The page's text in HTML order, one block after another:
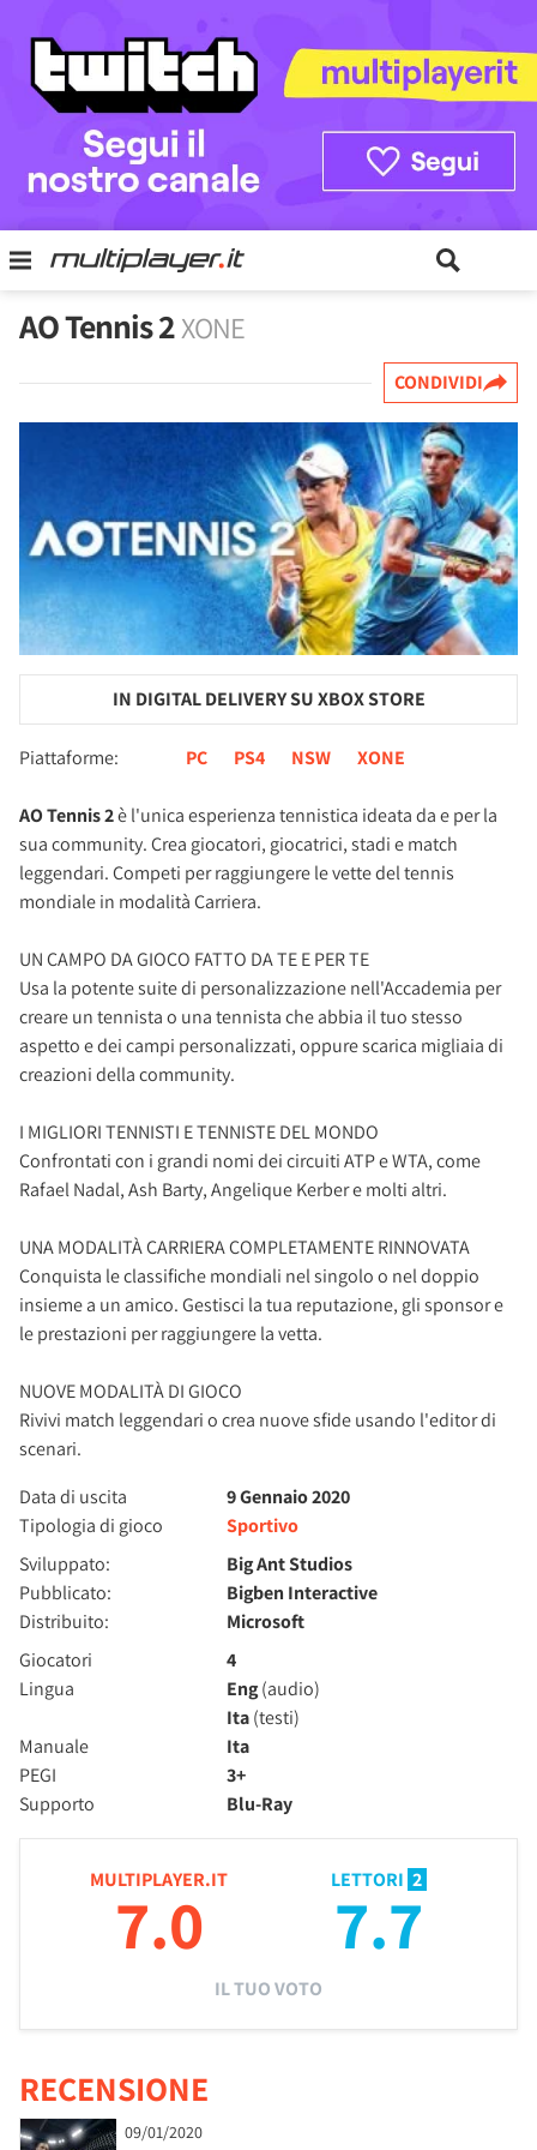
AO Tennis 2XONE
CONDIVIDI
IN DIGITAL DELIVERY SU XBOX STORE
Piattaforme: PC PS4 NSW XONE
AO Tennis 2è l'unica esperienza tennistica ideata da e per la
sua community. Crea giocatori, giocatrici, stadi e match
leggendari. Competi per raggiungere le vette del tennis
mondiale in modalità Carriera.
UN CAMPO DA GIOCO FATTO DA TE E PER TE
Usa la potente suite di personalizzazione nell'Accademia per
creare un tennista o una tennista che abbia il tuo stesso
aspetto e dei campi personalizzati, oppure scarica migliaia di
creazioni della community.
I MIGLIORI TENNISTI E TENNISTE DEL MONDO
Confrontati con i grandi nomi dei circuiti ATP e WTA, come
Rafael Nadal, Ash Barty, Angelique Kerber e molti altri.
UNA MODALITÀ CARRIERA COMPLETAMENTE RINNOVATA
Conquista le classifiche mondiali nel singolo o nel doppio
insieme a un amico. Gestisci la tua reputazione, gli sponsor e
le prestazioni per raggiungere la vetta.
NUOVE MODALITÀ DI GIOCO
Rivivi match leggendari o crea nuove sfide usando l'editor di
scenari.
Data di uscita
9 Gennaio 2020
Tipologia di gioco
Sportivo
Sviluppato:
Big Ant Studios
Pubblicato:
Bigben Interactive
Distribuito:
Microsoft
Giocatori
4
Lingua
Eng(audio)
Ita(testi)
Manuale
Ita
PEGI
3+
Supporto
Blu-Ray
MULTIPLAYER.IT
7.0
LETTORI 2
7.7
IL TUO VOTO
RECENSIONE
09/01/2020